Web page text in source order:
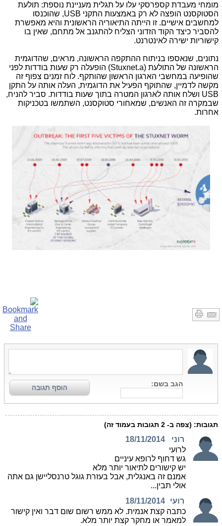
מומחי מעבדת קספרסקי עלו על תגלית מעניינת נוספת: תולעת
הסטוקסנט הופצה לא רק באמצעות התקני USB, שהוכנסו
למחשבים אישיים. זו הייתה התיאוריה הראשונית והיא מאפשרת
להסביר כיצד הקוד הזדוני הצליח להתגנב אל מתחם, שאין בו
קישוריות ישירה לאינטרנט.
נתונים, שנאספו בניתוח ההתקפה הראשונה, מראים, שהדוגמית
הראשונה של התולעת (Stuxnet.a) הופעלה רק שעות בודדות לפני
שהופיעה במחשבי הארגון הראשון שהותקף. לוח זמנים צפוף זה
מקשה לדמיין, שהתוקף הפעיל את הדוגמית, העלה אותה על התקן
USB ושלח אותה לארגון המטרה בתוך שעות בודדות. סביר להניח,
שבמקרה זה האנשים, שמאחורי סטוקסנט, השתמשו בטכניקות
אחרות.